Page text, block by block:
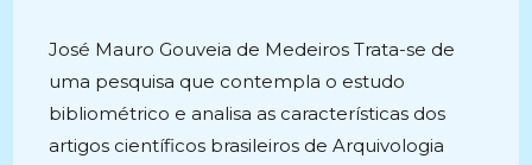
José Mauro Gouveia de Medeiros Trata-se de
uma pesquisa que contempla o estudo
bibliométrico e analisa as características dos
artigos científicos brasileiros de Arquivologia